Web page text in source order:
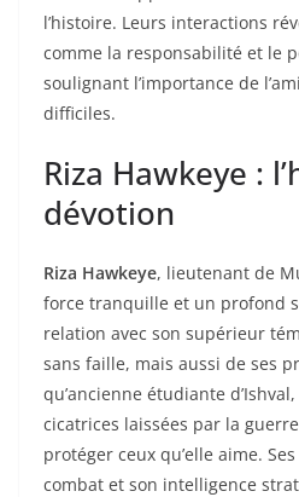
l’histoire. Leurs interactions
comme la responsabilité et le
soulignant l’importance de
difficiles.
Riza Hawkeye :
dévotion
Riza Hawkeye, lieutenant de
force tranquille et un profond
relation avec son supérieur
sans faille, mais aussi de ses
qu’ancienne étudiante
cicatrices laissées par la
protéger ceux qu’elle aime.
combat et son intelligence